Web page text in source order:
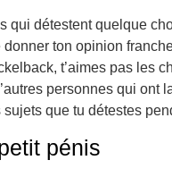
qui détestent quelque
ton opinion
t’aimes pas les
personnes qui ont
que tu détestes
pénis